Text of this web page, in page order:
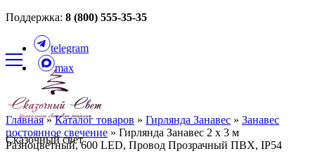
Поддержка: 8 (800) 555-35-35
telegram
max
Сказочный свет
Главная»Каталог товаров » Гирлянда Занавес » Занавес
постоянное свечение » Гирлянда Занавес 2 x 3 м
Разноцветный, 600 LED, Провод Прозрачный ПВХ, IP54